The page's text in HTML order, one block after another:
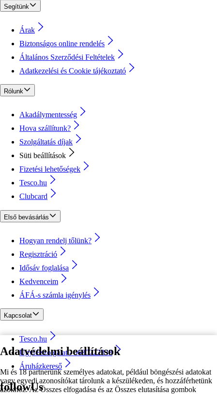
Adatvédelmi beállítások
Mi és 18 partnerünk személyes adatokat, például böngészési adatokat
vagy egyedi azonosítókat tárolunk a készülékeden, és hozzáférhetünk
azokhoz. Az Összes elfogadása és az Összes elutasítása gombok
Segítünk
Árak
Biztonságos online rendelés
Általános Szerződési Feltételek
Adatkezelési és Cookie tájékoztató
Rólunk
Akadálymentesség
Hova szállítunk?
Szolgáltatás díjak
Süti beállítások
Fizetési lehetőségek
Tesco.hu
Clubcard
Első bevásárlás
Hogyan rendelj tőlünk?
Regisztráció
Idősáv foglalása
Kedvenceim
ÁFÁ-s számla igénylés
Kapcsolat
Tesco.hu
Ügyfélszolgálat - 0680222333
Áruházkereső
followUs